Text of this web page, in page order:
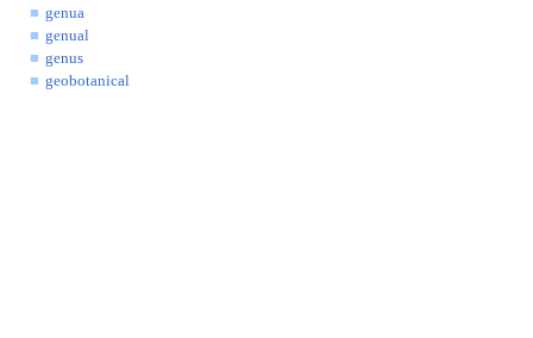
genua
genual
genus
geobotanical